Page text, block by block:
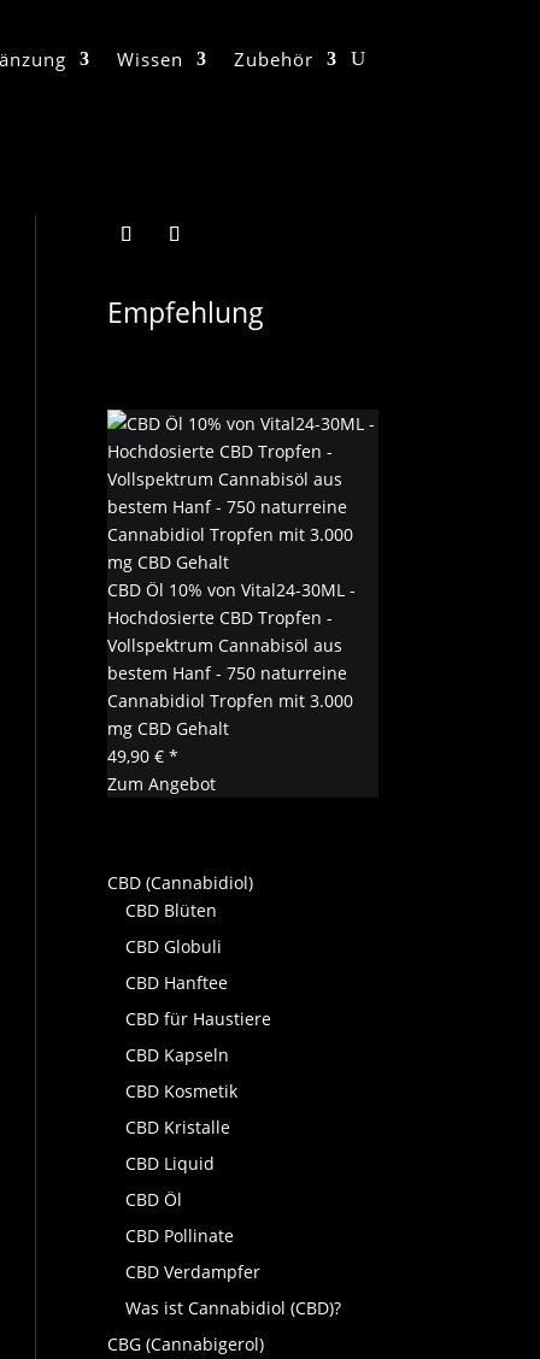
Wissen Zubehör
Empfehlung
CBD Öl 10% von Vital24-30ML -
Hochdosierte CBD Tropfen -
Vollspektrum Cannabisöl aus
bestem Hanf - 750 naturreine
Cannabidiol Tropfen mit 3.000
mg CBD Gehalt
49,90 € *
Zum Angebot
CBD (Cannabidiol)
CBD Blüten
CBD Globuli
CBD Hanftee
CBD für Haustiere
CBD Kapseln
CBD Kosmetik
CBD Kristalle
CBD Liquid
CBD Öl
CBD Pollinate
CBD Verdampfer
Was ist Cannabidiol (CBD)?
CBG (Cannabigerol)